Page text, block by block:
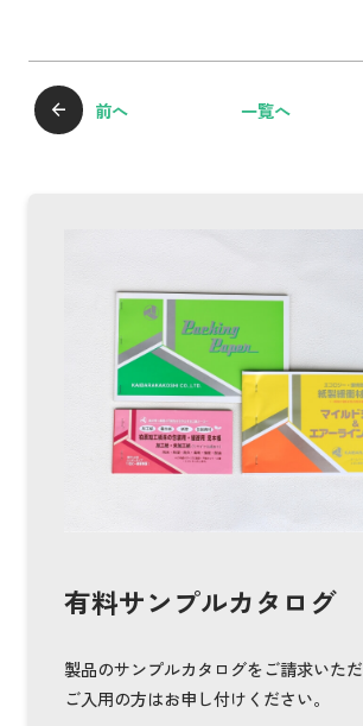
前へ 一覧へ
有料サンプルカタログ
製品のサンプルカタログをご請求いただ
ご入用の方はお申し付けください。